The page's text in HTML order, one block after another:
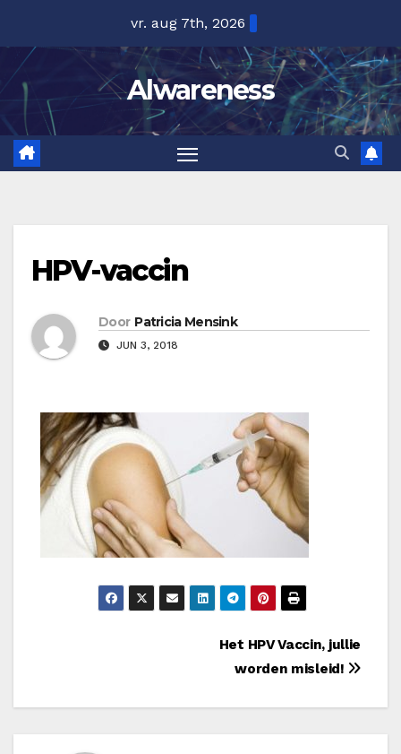
inhoud
vr. aug 7th, 2026
Alwareness
HPV-vaccin
Door Patricia Mensink
JUN 3, 2018
Het HPV Vaccin, jullie
worden misleid!